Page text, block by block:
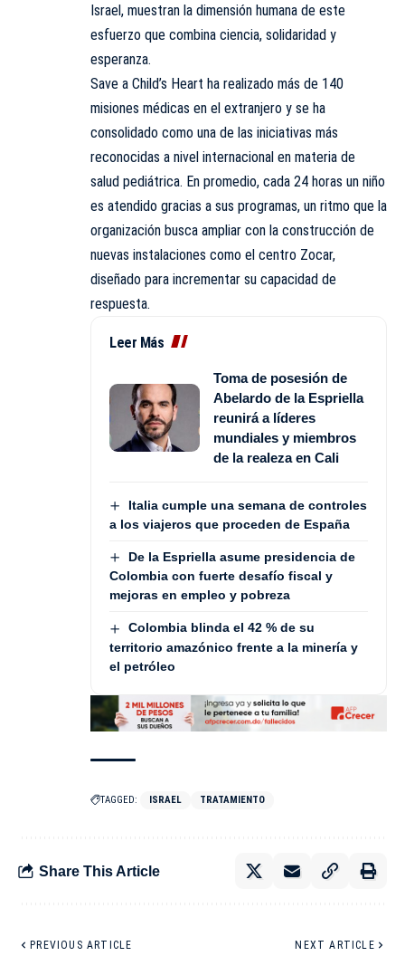
Israel, muestran la dimensión humana de este
esfuerzo que combina ciencia, solidaridad y
esperanza.
Save a Child’s Heart ha realizado más de 140
misiones médicas en el extranjero y se ha
consolidado como una de las iniciativas más
reconocidas a nivel internacional en materia de
salud pediátrica. En promedio, cada 24 horas un niño
es atendido gracias a sus programas, un ritmo que la
organización busca ampliar con la construcción de
nuevas instalaciones como el centro Zocar,
diseñado para incrementar su capacidad de
respuesta.
Leer Más
Toma de posesión de
Abelardo de la Espriella
reunirá a líderes
mundiales y miembros
de la realeza en Cali
Italia cumple una semana de controles
a los viajeros que proceden de España
De la Espriella asume presidencia de
Colombia con fuerte desafío fiscal y
mejoras en empleo y pobreza
Colombia blinda el 42 % de su
territorio amazónico frente a la minería y
el petróleo
TAGGED: ISRAEL TRATAMIENTO
Share This Article
PREVIOUS ARTICLE NEXT ARTICLE